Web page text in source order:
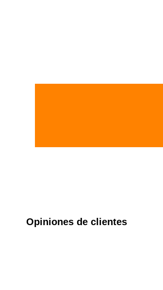
Opiniones de clientes